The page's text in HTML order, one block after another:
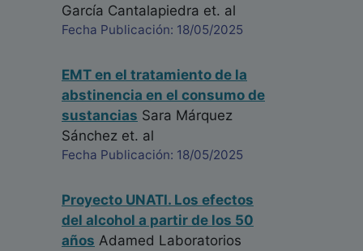
García Cantalapiedra et. al
Fecha Publicación: 18/05/2025
EMT en el tratamiento de la
abstinencia en el consumo de
sustancias Sara Márquez
Sánchez et. al
Fecha Publicación: 18/05/2025
Proyecto UNATI. Los efectos
del alcohol a partir de los 50
años Adamed Laboratorios